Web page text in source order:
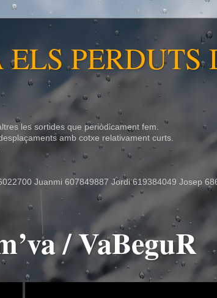
PERDUTS
les sortides que periòdicament fem.
amb cotxe relativament curts.
Juanmi 607849887 Jordi 619384049 Josep
/ VaBeguR